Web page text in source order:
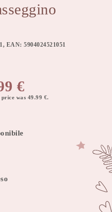
EAN: 5904024521051
€
was 49.99 €.